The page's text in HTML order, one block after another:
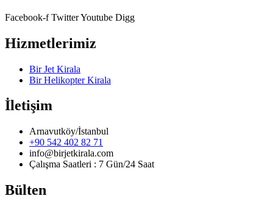
Facebook-f TwitterYoutube Digg
Hizmetlerimiz
Bir Jet Kirala
Bir Helikopter Kirala
İletişim
Arnavutköy/İstanbul
+90 542 402 82 71
info@birjetkirala.com
Çalışma Saatleri : 7 Gün/24 Saat
Bülten